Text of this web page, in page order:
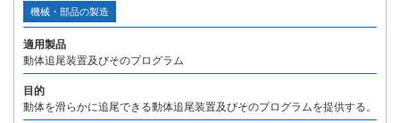
機械・部品の製造
適用製品
動体追尾装置及びそのプログラム
目的
動体を滑らかに追尾できる動体追尾装置及びそのプログラムを提供する。